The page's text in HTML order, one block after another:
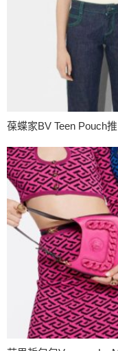
葆蝶家BV Teen Pouch